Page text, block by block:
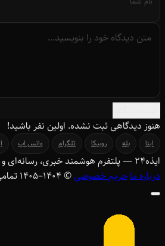
هنوز دیدگاهی ثبت نشده. اولین نفر باشید!
ایتا بله روبیکا تلگرام واتس اپ
ایذه۲۴ — پلتفرم هوشمند خبری، رسانه‌ای و
درباره ماحریم خصوصی© ۱۴۰۴–1405 تمامی حقوق محفوظ است